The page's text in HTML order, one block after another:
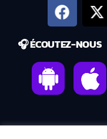
🎧 ÉCOUTEZ-NOUS